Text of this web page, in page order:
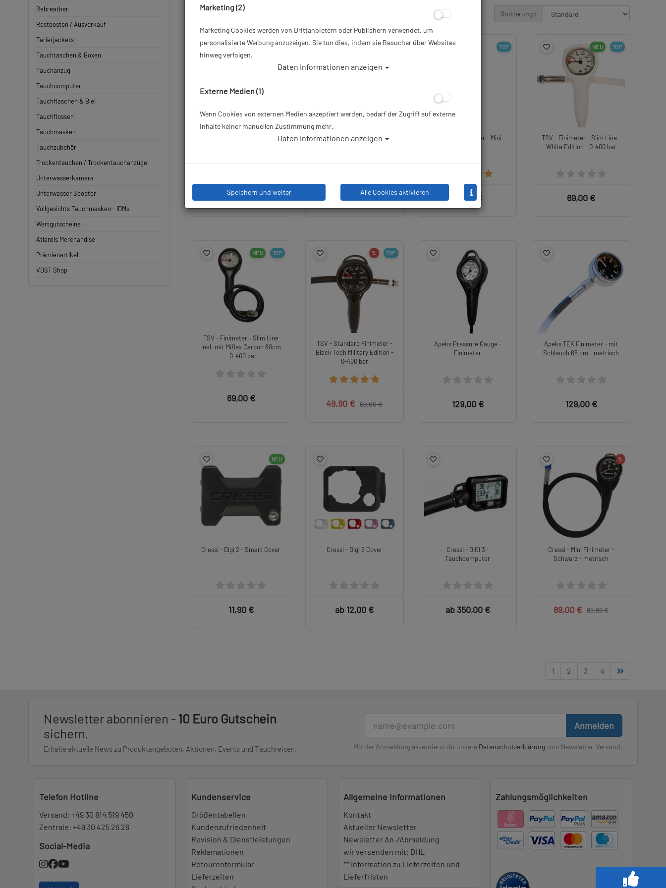
Rebreather
Restposten / Ausverkauf
Tarierjackets
Tauchtaschen & Boxen
Tauchanzug
Tauchcomputer
Tauchflaschen & Blei
Tauchflossen
Tauchmasken
Tauchzubehör
Trockentauchen / Trockentauchanzüge
Unterwasserkamera
Unterwasser Scooter
Vollgesichts Tauchmasken - IDMs
Wertgutscheine
Atlantis Merchandise
Prämienartikel
VDST Shop
Sortierung :
% TOP
179,10 €
TOP
Mares XR Finimeter SPG52 -
119,00 €
TOP
Standard Finimeter - Mini -
59,00 €
NEU TOP
TSV - Finimeter - Slim Line -
White Edition - 0-400 bar
69,00 €
NEU TOP
TSV - Finimeter - Slim Line
inkl. mit Miflex Carbon 80cm
- 0-400 bar
69,00 €
% TOP
TSV - Standard Finimeter -
Black Tech Military Edition -
0-400 bar
49,90 € 69,00 €
Apeks Pressure Gauge -
Finimeter
129,00 €
Apeks TEK Finimeter - mit
Schlauch 65 cm - metrisch
129,00 €
NEU
Cressi - Digi 2 - Smart Cover
11,90 €
Cressi - Digi 2 Cover
ab 12,00 €
Cressi - DIGI 3 -
Tauchcomputer
ab 350,00 €
%
Cressi - Mini Finimeter -
Schwarz - metrisch
89,00 € 89,99 €
1 2 3 4
Newsletter abonnieren -10 Euro Gutschein
sichern.
Erhalte aktuelle News zu Produktangeboten, Aktionen, Events und Tauchreisen.
Anmelden
Mit der Anmeldung akzeptierst du unsere Datenschutzerklärung zum Newsletter-Versand.
Telefon Hotline
Versand: +49 30 814 519 450
Zentrale: +49 30 425 26 26
Social-Media
Kundenservice
Größentabellen
Kundenzufriedenheit
Revision & Dienstleistungen
Reklamationen
Retourenformular
Lieferzeiten
Allgemeine Informationen
Kontakt
Aktueller Newsletter
Newsletter An-/Abmeldung
wir versenden mit: DHL
** Information zu Lieferzeiten und
Lieferfristen
Zahlungsmöglichkeiten
Marketing (2)
Marketing Cookies werden von Drittanbietern oder Publishern verwendet, um
personalisierte Werbung anzuzeigen. Sie tun dies, indem sie Besucher über Websites
hinweg verfolgen.
Daten Informationen anzeigen
Externe Medien (1)
Wenn Cookies von externen Medien akzeptiert werden, bedarf der Zugriff auf externe
Inhalte keiner manuellen Zustimmung mehr.
Daten Informationen anzeigen
Speichern und weiter Alle Cookies aktivieren